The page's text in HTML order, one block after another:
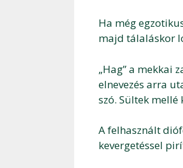
Ha még
majd tálaláskor
„Hag” a mekkai
elnevezés arra
szó. Sültek mellé
A felhasznált
kevergetéssel